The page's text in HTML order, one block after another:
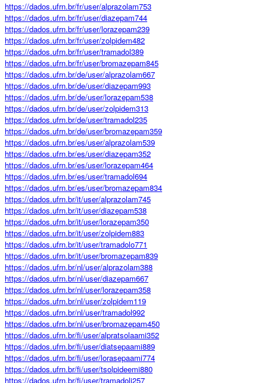
https://dados.ufrn.br/fr/user/alprazolam753
https://dados.ufrn.br/fr/user/diazepam744
https://dados.ufrn.br/fr/user/lorazepam239
https://dados.ufrn.br/fr/user/zolpidem482
https://dados.ufrn.br/fr/user/tramadol389
https://dados.ufrn.br/fr/user/bromazepam845
https://dados.ufrn.br/de/user/alprazolam667
https://dados.ufrn.br/de/user/diazepam993
https://dados.ufrn.br/de/user/lorazepam538
https://dados.ufrn.br/de/user/zolpidem313
https://dados.ufrn.br/de/user/tramadol235
https://dados.ufrn.br/de/user/bromazepam359
https://dados.ufrn.br/es/user/alprazolam539
https://dados.ufrn.br/es/user/diazepam352
https://dados.ufrn.br/es/user/lorazepam464
https://dados.ufrn.br/es/user/tramadol694
https://dados.ufrn.br/es/user/bromazepam834
https://dados.ufrn.br/it/user/alprazolam745
https://dados.ufrn.br/it/user/diazepam538
https://dados.ufrn.br/it/user/lorazepam350
https://dados.ufrn.br/it/user/zolpidem883
https://dados.ufrn.br/it/user/tramadolo771
https://dados.ufrn.br/it/user/bromazepam839
https://dados.ufrn.br/nl/user/alprazolam388
https://dados.ufrn.br/nl/user/diazepam667
https://dados.ufrn.br/nl/user/lorazepam358
https://dados.ufrn.br/nl/user/zolpidem119
https://dados.ufrn.br/nl/user/tramadol992
https://dados.ufrn.br/nl/user/bromazepam450
https://dados.ufrn.br/fi/user/alpratsolaami352
https://dados.ufrn.br/fi/user/diatsepaami889
https://dados.ufrn.br/fi/user/lorasepaami774
https://dados.ufrn.br/fi/user/tsolpideemi880
https://dados.ufrn.br/fi/user/tramadoli257